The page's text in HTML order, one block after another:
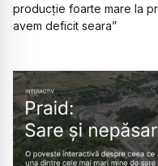
producție foarte mare la
avem deficit seara”